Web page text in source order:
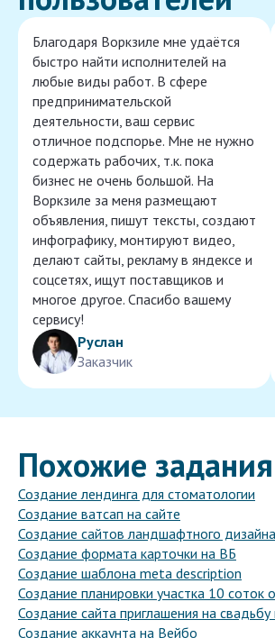
Благодаря Воркзиле мне удаётся
быстро найти исполнителей на
любые виды работ. В сфере
предпринимательской
деятельности, ваш сервис
отличное подспорье. Мне не нужно
содержать рабочих, т.к. пока
бизнес не очень большой. На
Воркзиле за меня размещают
объявления, пишут тексты, создают
инфографику, монтируют видео,
делают сайты, рекламу в яндексе и
соцсетях, ищут поставщиков и
многое другое. Спасибо вашему
сервису!
Руслан
Заказчик
Похожие задания
Создание лендинга для стоматологии
Создание ватсап на сайте
Создание сайтов ландшафтного дизайна
Создание формата карточки на ВБ
Создание шаблона meta description
Создание планировки участка 10 соток
Создание сайта приглашения на свадьбу
Создание аккаунта на Вейбо